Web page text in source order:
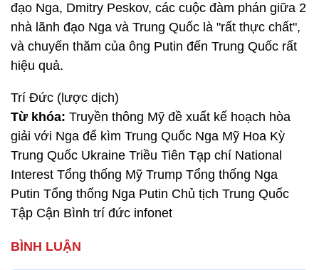
đạo Nga, Dmitry Peskov, các cuộc đàm phán giữa 2
nhà lãnh đạo Nga và Trung Quốc là "rất thực chất",
và chuyến thăm của ông Putin đến Trung Quốc rất
hiệu quả.
Trí Đức (lược dịch)
Từ khóa: Truyền thông Mỹ đề xuất kế hoạch hòa
giải với Nga để kìm Trung Quốc Nga Mỹ Hoa Kỳ
Trung Quốc Ukraine Triều Tiên Tạp chí National
Interest Tổng thống Mỹ Trump Tổng thống Nga
Putin Tổng thống Nga Putin Chủ tịch Trung Quốc
Tập Cận Bình trí đức infonet